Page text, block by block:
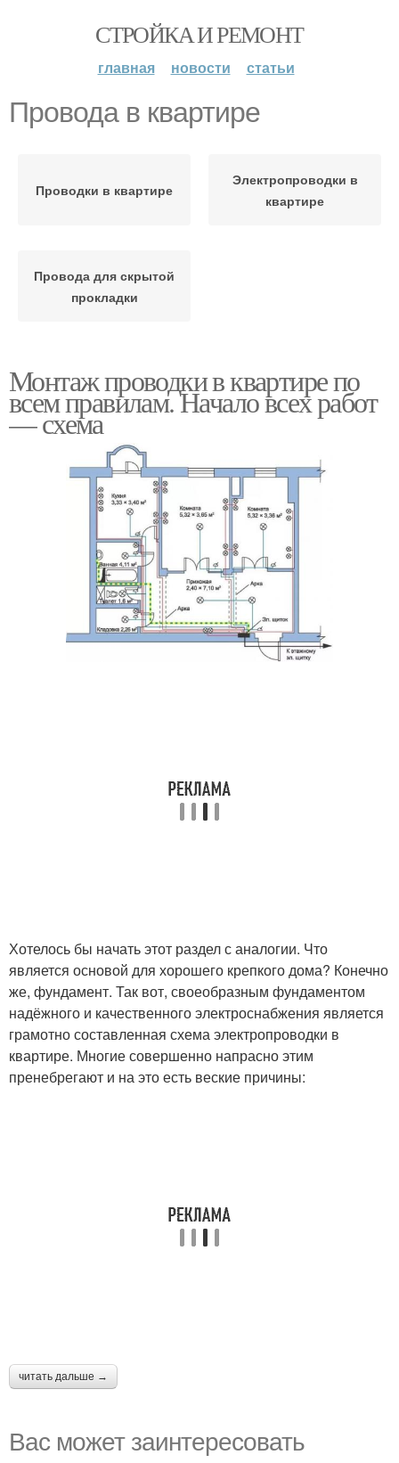
СТРОЙКА И РЕМОНТ
главная новости статьи
Провода в квартире
Проводки в квартире
Электропроводки в
квартире
Провода для скрытой
прокладки
Монтаж проводки в квартире по
всем правилам. Начало всех работ
— схема
Хотелось бы начать этот раздел с аналогии. Что
является основой для хорошего крепкого дома? Конечно
же, фундамент. Так вот, своеобразным фундаментом
надёжного и качественного электроснабжения является
грамотно составленная схема электропроводки в
квартире. Многие совершенно напрасно этим
пренебрегают и на это есть веские причины:
читать дальше →
Вас может заинтересовать